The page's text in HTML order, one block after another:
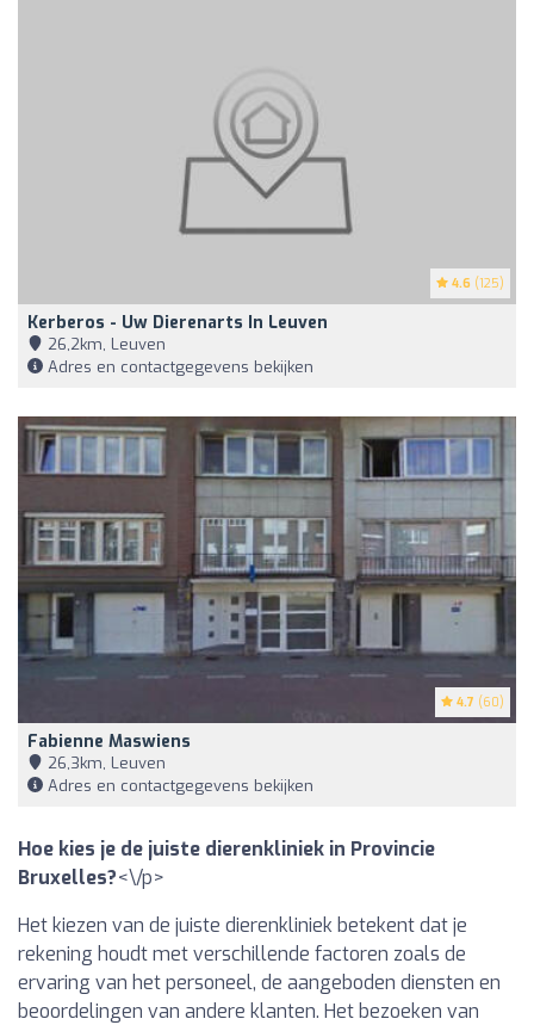
4.6 (125)
Kerberos - Uw Dierenarts In Leuven
26,2km, Leuven
Adres en contactgegevens bekijken
4.7 (60)
Fabienne Maswiens
26,3km, Leuven
Adres en contactgegevens bekijken
Hoe kies je de juiste dierenkliniek in Provincie
Bruxelles?<\/p>
Het kiezen van de juiste dierenkliniek betekent dat je
rekening houdt met verschillende factoren zoals de
ervaring van het personeel, de aangeboden diensten en
beoordelingen van andere klanten. Het bezoeken van